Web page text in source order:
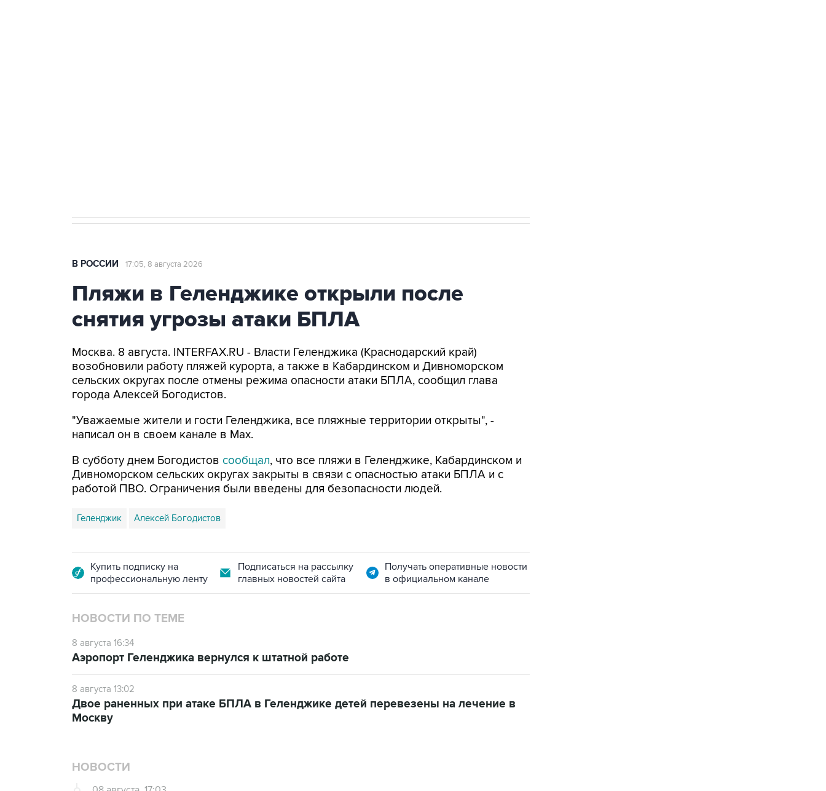
В РОССИИ 17:05, 8 августа 2026
Пляжи в Геленджике открыли после
снятия угрозы атаки БПЛА
Москва. 8 августа. INTERFAX.RU - Власти Геленджика (Краснодарский край)
возобновили работу пляжей курорта, а также в Кабардинском и Дивноморском
сельских округах после отмены режима опасности атаки БПЛА, сообщил глава
города Алексей Богодистов.
"Уважаемые жители и гости Геленджика, все пляжные территории открыты", -
написал он в своем канале в Max.
В субботу днем Богодистов сообщал, что все пляжи в Геленджике, Кабардинском и
Дивноморском сельских округах закрыты в связи с опасностью атаки БПЛА и с
работой ПВО. Ограничения были введены для безопасности людей.
Геленджик Алексей Богодистов
Купить подписку на
профессиональную ленту
Подписаться на рассылку
главных новостей сайта
Получать оперативные новости
в официальном канале
НОВОСТИ ПО ТЕМЕ
8 августа 16:34
Аэропорт Геленджика вернулся к штатной работе
8 августа 13:02
Двое раненных при атаке БПЛА в Геленджике детей перевезены на лечение в
Москву
НОВОСТИ